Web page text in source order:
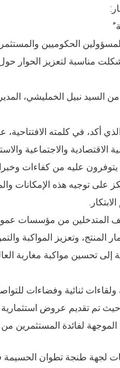
الحكوميين
مناسبة لتعزيز الحوار
نبيل الخمليشي،
في كلمته الافتتاحية،
الاقتصادية والاجتماعية
على توجيه هذه الإمكانات
المتدخلين من مؤسسات
المنتج، وتعزيز المواكبة
إلى تحسين مواكبة مغاربة
ثنائية وفضاءات
تم تقديم عروض
لفائدة المستثمرين من
لجهة طنجة تطوان الحسيمة